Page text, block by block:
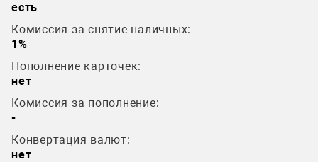
есть
Комиссия за снятие наличных:
1%
Пополнение карточек:
нет
Комиссия за пополнение:
-
Конвертация валют:
нет